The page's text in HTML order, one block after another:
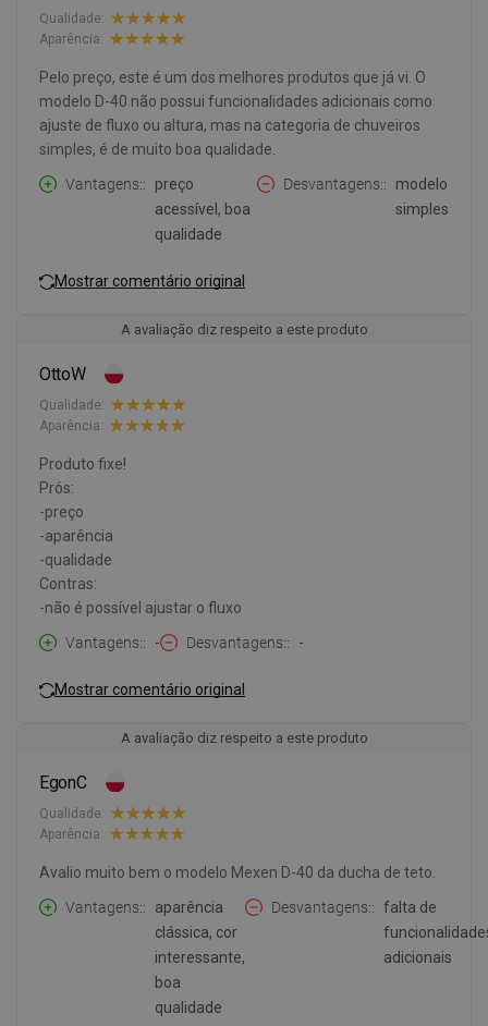
Qualidade:
Aparência:
Pelo preço, este é um dos melhores produtos que já vi. O
modelo D-40 não possui funcionalidades adicionais como
ajuste de fluxo ou altura, mas na categoria de chuveiros
simples, é de muito boa qualidade.
Vantagens:
preço
acessível, boa
qualidade
Desvantagens:
modelo
simples
Mostrar comentário original
A avaliação diz respeito a este produto
OttoW
Qualidade:
Aparência:
Produto fixe!
Prós:
-preço
-aparência
-qualidade
Contras:
-não é possível ajustar o fluxo
Vantagens:
- Desvantagens: -
Mostrar comentário original
A avaliação diz respeito a este produto
EgonC
Qualidade:
Aparência:
Avalio muito bem o modelo Mexen D-40 da ducha de teto.
Vantagens:
aparência
clássica, cor
interessante,
boa
qualidade
Desvantagens:
falta de
adicionais